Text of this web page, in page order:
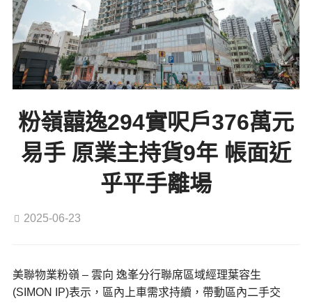
粉嶺囍逸294實呎戶376萬元
易手 原業主持貨9年 帳面近
乎平手離場
2025-06-23
美聯物業粉嶺 – 雲向 逸峯分行聯席區域經理葉容生
(SIMON IP)表示，區內上車需求持續，帶動區內二手交